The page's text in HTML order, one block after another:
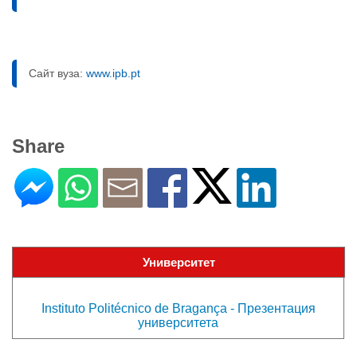
Сайт вуза: www.ipb.pt
Share
Университет
Instituto Politécnico de Bragança - Презентация
университета